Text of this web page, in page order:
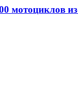
мотоциклов